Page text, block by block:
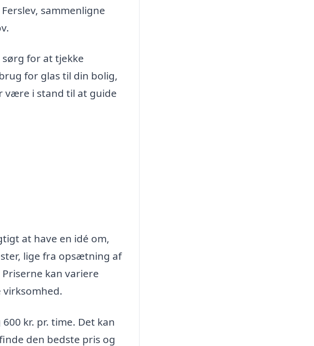
sammenligne
for at tjekke
for glas til din bolig,
være i stand til at guide
at have en idé om,
lige fra opsætning af
kan variere
kr. pr. time. Det kan
den bedste pris og